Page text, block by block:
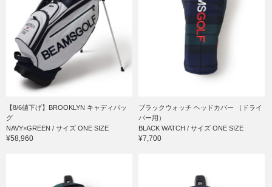
【8/6値下げ】BROOKLYN キャディバッ
グ
NAVY×GREEN / サイズ ONE SIZE
¥58,960
ブラックウォッチ ヘッドカバー （ドライ
バー用）
BLACK WATCH / サイズ ONE SIZE
¥7,700